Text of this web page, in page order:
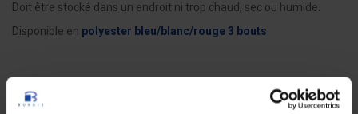
Doit être stocké dans un endroit ni trop chaud, sec ou humide.
Disponible en polyester bleu/blanc/rouge 3 bouts
Fiche technique